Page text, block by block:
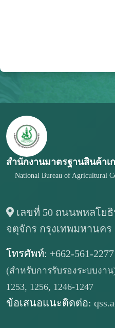
สำนักงานมาตรฐานสินค้า
National Bureau of Agricultural
เลขที่ 50 ถนนพหลโย
จตุจักร กรุงเทพมหานคร
โทรศัพท์: +662-561-2277
(สำหรับการรับรองระบบงาน
1253, 1256, 1246-1247
ข้อเสนอแนะติดต่อ: